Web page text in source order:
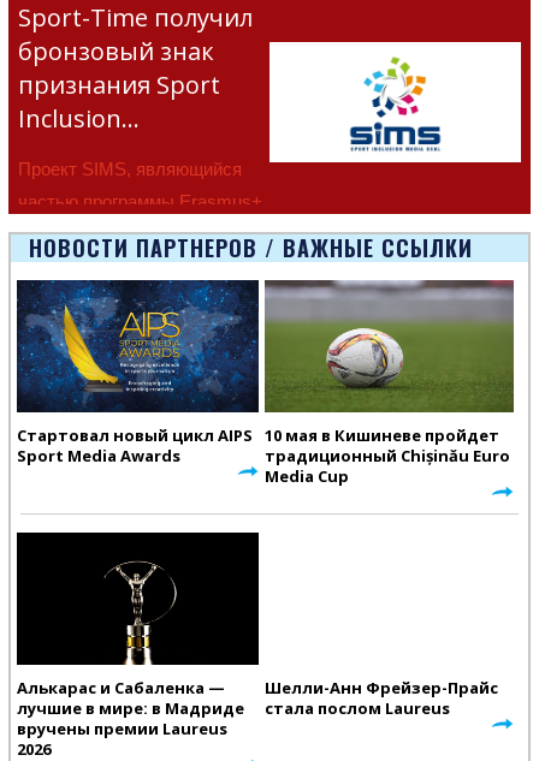
Sport-Time получил
бронзовый знак
признания Sport
Inclusion…
Проект SIMS, являющийся
частью программы Erasmus+
Европейско
НОВОСТИ ПАРТНЕРОВ / ВАЖНЫЕ ССЫЛКИ
Стартовал новый цикл AIPS
Sport Media Awards
10 мая в Кишиневе пройдет
традиционный Chișinău Euro
Media Cup
Алькарас и Сабаленка —
лучшие в мире: в Мадриде
вручены премии Laureus
2026
Шелли-Анн Фрейзер-Прайс
стала послом Laureus